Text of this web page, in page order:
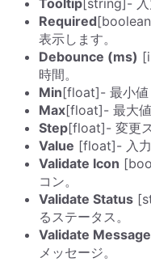
Tooltip[string]- 入
Required
表示します。
Debounce (ms)
時間。
Min[float]- 最小値
Max[float]- 最大値
Step[float]- 変更ス
Value [float]- 入力
Validate Icon
コン。
Validate Status
るステータス。
Validate Message
メッセージ。